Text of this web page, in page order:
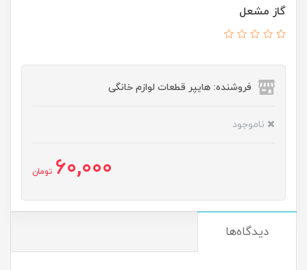
گاز مشعل
فروشنده: هایپر قطعات لوازم خانگی
ناموجود
60,000 تومان
دیدگاه‌ها